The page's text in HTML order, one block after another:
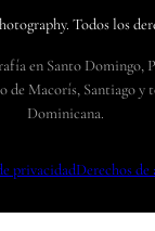
Todos los
en Santo Domingo,
de Macorís, Santiago y
Dominicana.
privacidadDerechos de